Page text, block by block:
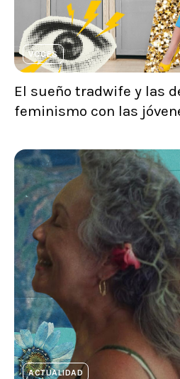
VOCES
El sueño tradwife y las
feminismo con las
ACTUALIDAD